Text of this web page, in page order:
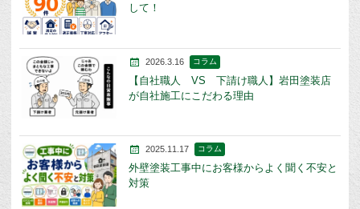
して！
2026.3.16 コラム
【自社職人 VS 下請け職人】岩田塗装店
が自社施工にこだわる理由
2025.11.17 コラム
外壁塗装工事中にお客様からよく聞く不安と
対策